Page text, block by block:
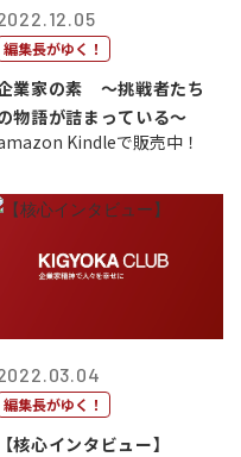
編集長がゆく！
業家の素 〜挑戦者たち
物語が詰まっている〜
Kindleで販売中！
編集長がゆく！
【核心インタビュー】